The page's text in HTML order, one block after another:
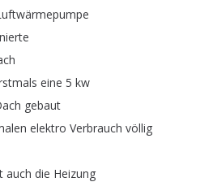
eine 5 kw
gebaut
elektro Verbrauch völlig
auch die Heizung